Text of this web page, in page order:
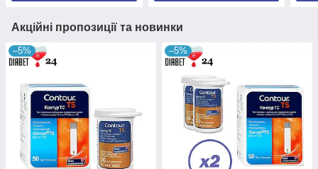
Акційні пропозиції та новинки
–5% –5%